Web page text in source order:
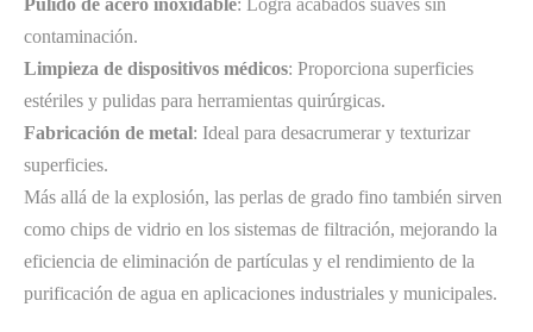
Pulido de acero inoxidable: Logra acabados suaves sin
contaminación.
Limpieza de dispositivos médicos: Proporciona superficies
estériles y pulidas para herramientas quirúrgicas.
Fabricación de metal: Ideal para desacrumerar y texturizar
superficies.
Más allá de la explosión, las perlas de grado fino también sirven
como chips de vidrio en los sistemas de filtración, mejorando la
eficiencia de eliminación de partículas y el rendimiento de la
purificación de agua en aplicaciones industriales y municipales.